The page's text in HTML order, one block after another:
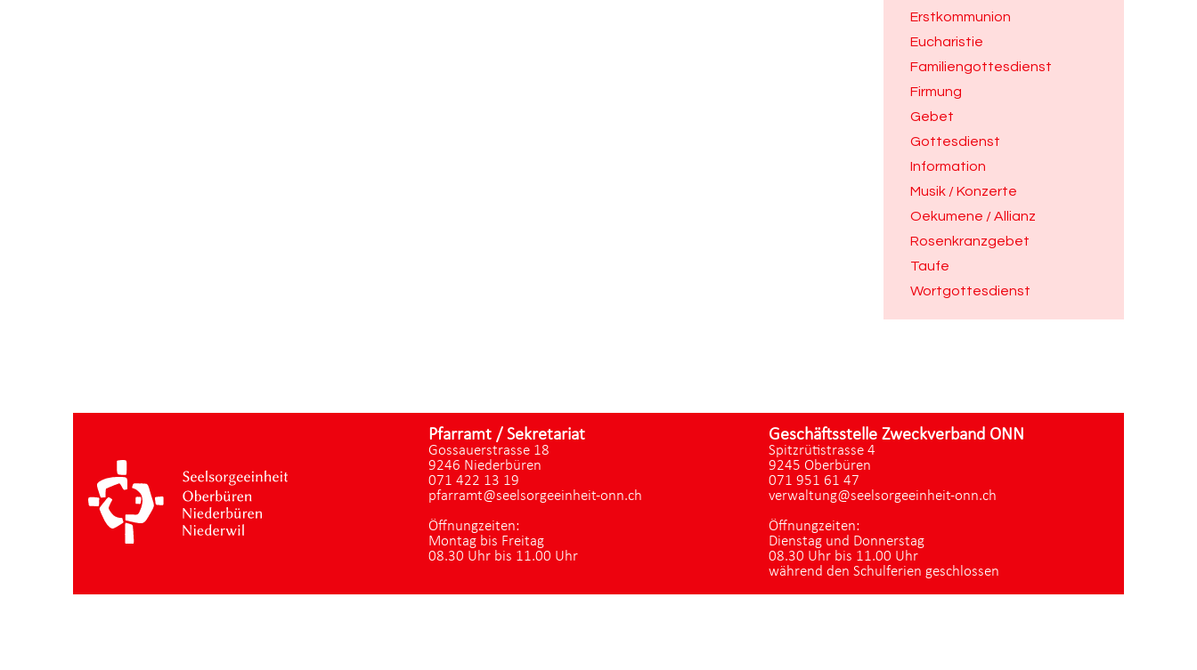
Erstkommunion
Eucharistie
Familiengottesdienst
Firmung
Gebet
Gottesdienst
Information
Musik / Konzerte
Oekumene / Allianz
Rosenkranzgebet
Taufe
Wortgottesdienst
Pfarramt / Sekretariat
Gossauerstrasse 18
9246 Niederbüren
071 422 13 19
pfarramt@seelsorgeeinheit-onn.ch
Öffnungzeiten:
Montag bis Freitag
08.30 Uhr bis 11.00 Uhr
Geschäftsstelle Zweckverband ONN
Spitzrütistrasse 4
9245 Oberbüren
071 951 61 47
verwaltung@seelsorgeeinheit-onn.ch
Öffnungzeiten:
Dienstag und Donnerstag
08.30 Uhr bis 11.00 Uhr
während den Schulferien geschlossen